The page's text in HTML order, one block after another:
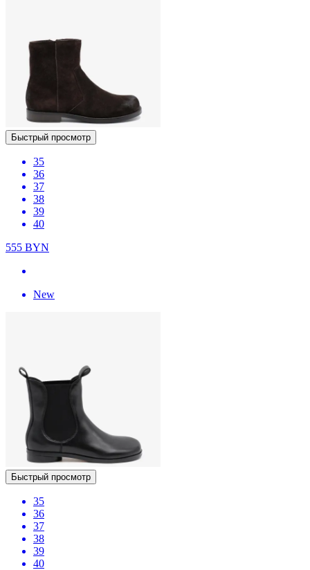
Быстрый просмотр
35
36
37
38
39
40
555 BYN
New
Быстрый просмотр
35
36
37
38
39
40